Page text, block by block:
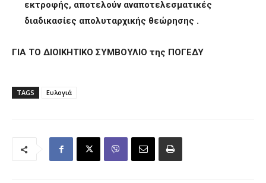
εκτροφής, αποτελούν αναποτελεσματικές
διαδικασίες απολυταρχικής θεώρησης .
ΓΙΑ ΤΟ ΔΙΟΙΚΗΤΙΚΟ ΣΥΜΒΟΥΛΙΟ της ΠΟΓΕΔΥ
TAGS Ευλογιά